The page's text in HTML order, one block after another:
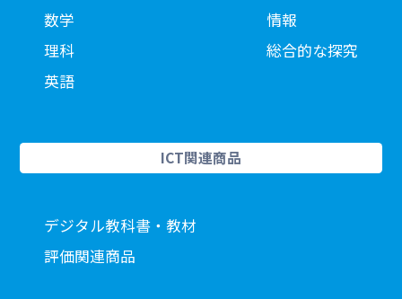
数学
理科
英語
情報
総合的な探究
ICT関連商品
デジタル教科書・教材
評価関連商品